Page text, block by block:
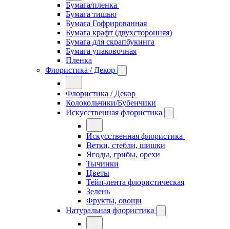
Бумага/пленка
Бумага тишью
Бумага Гофрированная
Бумага крафт (двухсторонняя)
Бумага для скрапбукинга
Бумага упаковочная
Пленка
Флористика / Декор
Флористика / Декор
Колокольчики/Бубенчики
Искусственная флористика
Искусственная флористика
Ветки, стебли, шишки
Ягоды, грибы, орехи
Тычинки
Цветы
Тейп-лента флористическая
Зелень
Фрукты, овощи
Натуральная флористика